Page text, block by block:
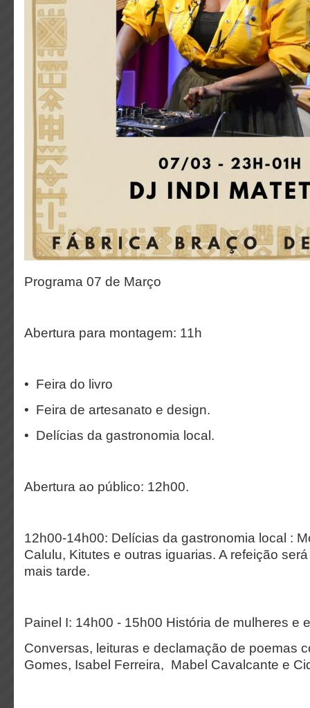
Programa 07 de Março
Abertura para montagem: 11h
•⁠ ⁠Feira do livro
• Feira de artesanato e design.
•⁠ ⁠Delícias da gastronomia local.
Abertura ao público: 12h00.
12h00-14h00: Delícias da ⁠gastronomia local :
Calulu, Kitutes e outras iguarias. A refeição
mais tarde.
Painel I: 14h00 - 15h00 História de mulheres e
Conversas, leituras e declamação de poemas
Gomes, Isabel Ferreira, Mabel Cavalcante e